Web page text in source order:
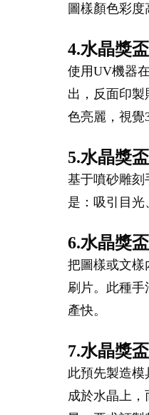
圖樣顏色彩度
4.水晶獎
使用UV機器
出，反面印
色亮麗，視覺
5.水晶獎
基于噴砂雕刻
是：吸引目光
6.水晶獎
把圖樣或文樣
刷片。此種
產快。
7.水晶獎
此預先製造
成於水晶上